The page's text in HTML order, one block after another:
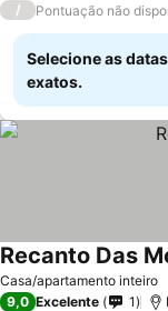
/ Pontuação não
Selecione as
exatos.
Casa/apartamento inteiro
Recanto Das
9,0 Excelente 1